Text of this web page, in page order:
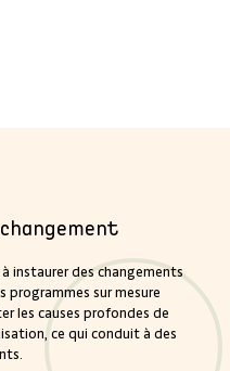
instaurer des changements
sur mesure
les causes profondes de
ce qui conduit à des